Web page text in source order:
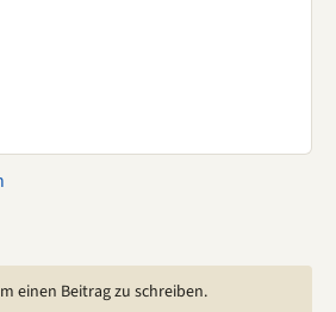
einen Beitrag zu schreiben.